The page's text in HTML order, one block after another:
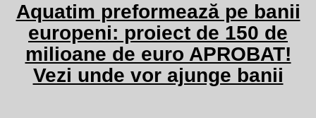
Aquatim preformează pe banii
europeni: proiect de 150 de
milioane de euro APROBAT!
Vezi unde vor ajunge banii